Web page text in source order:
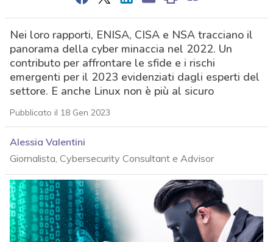
Nei loro rapporti, ENISA, CISA e NSA tracciano il
panorama della cyber minaccia nel 2022. Un
contributo per affrontare le sfide e i rischi
emergenti per il 2023 evidenziati dagli esperti del
settore. E anche Linux non è più al sicuro
Pubblicato il 18 Gen 2023
Alessia Valentini
Giornalista, Cybersecurity Consultant e Advisor